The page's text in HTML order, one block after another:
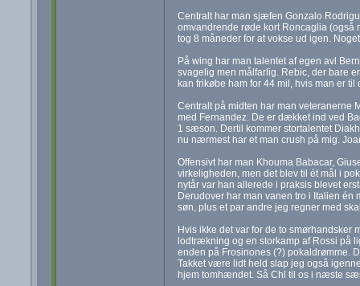
Centralt har man sjæfen Gonzalo
omvandrende røde kort Roncaglia (også
tog 8 måneder for at vokse ud igen.
På wing har man talentet af egen avl
svagelig men målfarlig. Rebic, der bare
kan frikøbe ham for 44 mil, hvis man er til
Centralt på midten har man veteranerne
med Fernandez. De er dækket ind ved
1 sæson. Dertil kommer stortalentet
nu nærmest har et man crush på mig.
Offensivt har man Khouma Babacar,
virkeligheden, men det blev til ét mål i
nytår var han allerede i praksis blevet
Derudover har man vanen tro i Italien
søn, plus et par andre jeg regner med
Hvis ikke det var for de to
lodtrækning og en storkamp af Rossi på
enden på Frosinones (?) pokaldrømme.
Takket være lidt held slap jeg også
hjem tomhændet. Så Chl til os i næste